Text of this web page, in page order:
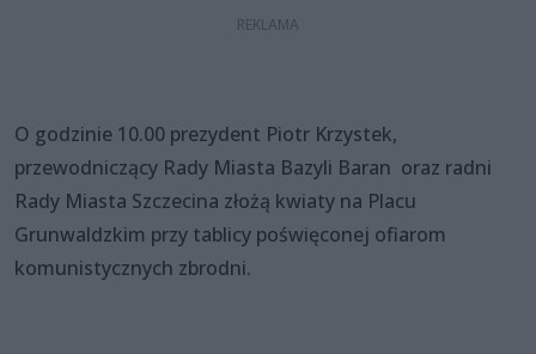
O godzinie 10.00 prezydent Piotr Krzystek,
przewodniczący Rady Miasta Bazyli Baran oraz radni
Rady Miasta Szczecina złożą kwiaty na Placu
Grunwaldzkim przy tablicy poświęconej ofiarom
komunistycznych zbrodni.